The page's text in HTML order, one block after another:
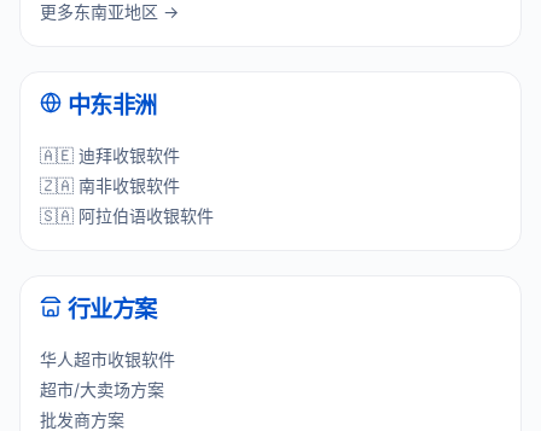
更多东南亚地区 →
中东非洲
🇦🇪 迪拜收银软件
🇿🇦 南非收银软件
🇸🇦 阿拉伯语收银软件
行业方案
华人超市收银软件
超市/大卖场方案
批发商方案